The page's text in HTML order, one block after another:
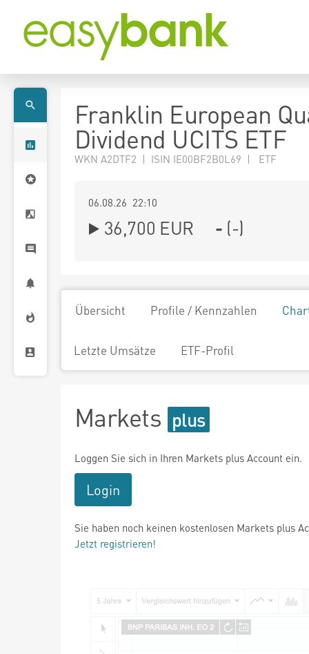
Franklin European
Dividend UCITS ETF
WKN A2DTF2 | ISIN IE00BF2B0L69 | ETF
06.08.26 22:10
36,700 EUR - (-)
Übersicht Profile / Kennzahlen
Letzte Umsätze ETF-Profil
Markets
Loggen Sie sich in Ihren Markets plus Account ein.
Login
Sie haben noch keinen kostenlosen Markets plus
Jetzt registrieren!